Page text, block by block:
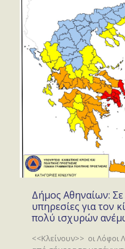
Δήμος Αθηναίων:
υπηρεσίες για τον
πολύ ισχυρών
<<Κλείνουν>> οι Λόφοι